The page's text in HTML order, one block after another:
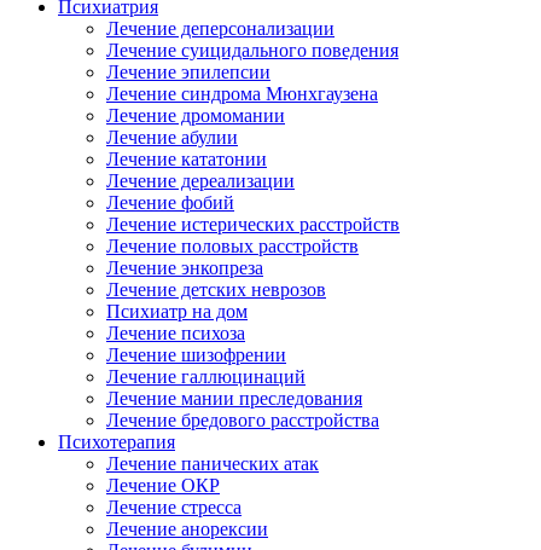
Психиатрия
Лечение деперсонализации
Лечение суицидального поведения
Лечение эпилепсии
Лечение синдрома Мюнхгаузена
Лечение дромомании
Лечение абулии
Лечение кататонии
Лечение дереализации
Лечение фобий
Лечение истерических расстройств
Лечение половых расстройств
Лечение энкопреза
Лечение детских неврозов
Психиатр на дом
Лечение психоза
Лечение шизофрении
Лечение галлюцинаций
Лечение мании преследования
Лечение бредового расстройства
Психотерапия
Лечение панических атак
Лечение ОКР
Лечение стресса
Лечение анорексии